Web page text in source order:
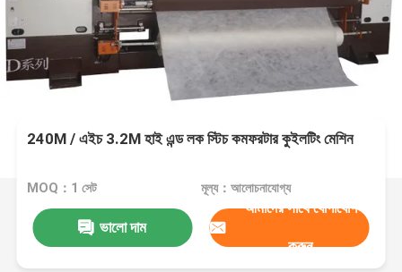
240M / এইচ 3.2M হাই এন্ড লক স্টিচ কমফরটার কুইলটিং মেশিন
MOQ：1 সেট মূল্য：আলোচনাযোগ্য
ভালো দাম
আমাদের সাথে যোগাযোগ
করুন